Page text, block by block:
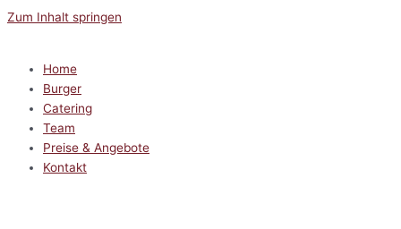
Zum Inhalt springen
Home
Burger
Catering
Team
Preise & Angebote
Kontakt